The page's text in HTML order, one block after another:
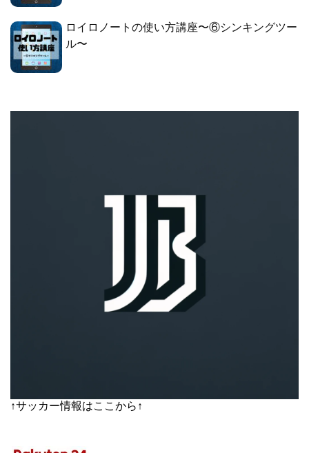
ロイロノートの使い方講座〜⑥シンキングツー
ル〜
↑サッカー情報はここから↑